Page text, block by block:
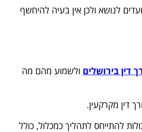
לנושא ולכן אין בעיה להיחשף
דין בירושלים ולשמוע מהם מה
דין מקרקעין.
להתייחס לתהליך כמכלול, כולל